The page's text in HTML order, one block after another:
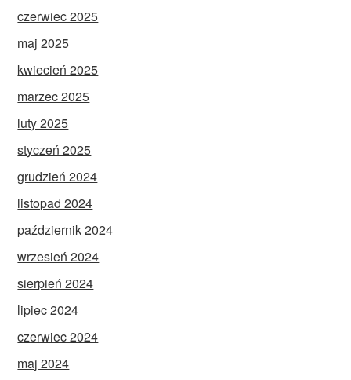
czerwiec 2025
maj 2025
kwiecień 2025
marzec 2025
luty 2025
styczeń 2025
grudzień 2024
listopad 2024
październik 2024
wrzesień 2024
sierpień 2024
lipiec 2024
czerwiec 2024
maj 2024